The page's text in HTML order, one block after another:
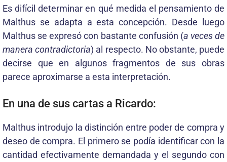
Es difícil determinar en qué medida el pensamiento de
Malthus se adapta a esta concepción. Desde luego
Malthus se expresó con bastante confusión (a veces de
manera contradictoria) al respecto. No obstante, puede
decirse que en algunos fragmentos de sus obras
parece aproximarse a esta interpretación.
En una de sus cartas a Ricardo:
Malthus introdujo la distinción entre poder de compra y
deseo de compra. El primero se podía identificar con la
cantidad efectivamente demandada y el segundo con